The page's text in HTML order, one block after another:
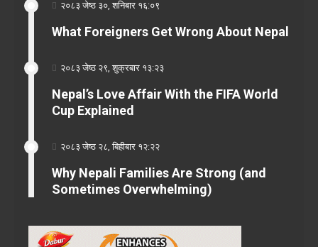
२०८३ जेष्ठ ३०, शनिबार १६:०९
What Foreigners Get Wrong About Nepal
२०८३ जेष्ठ २९, शुक्रबार १३:२३
Nepal’s Love Affair With the FIFA World
Cup Explained
२०८३ जेष्ठ २८, बिहीबार १२:२२
Why Nepali Families Are Strong (and
Sometimes Overwhelming)